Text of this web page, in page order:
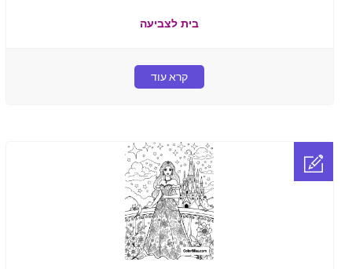
בית לצביעה
קרא עוד